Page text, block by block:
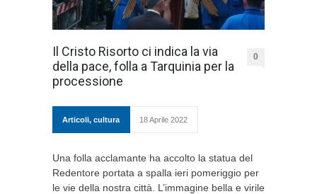
Il Cristo Risorto ci indica la via
della pace, folla a Tarquinia per la
processione
0
Articoli, cultura 18 Aprile 2022
Una folla acclamante ha accolto la statua del
Redentore portata a spalla ieri pomeriggio per
le vie della nostra città. L’immagine bella e virile